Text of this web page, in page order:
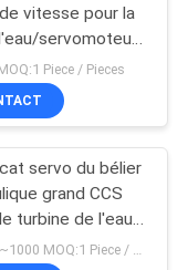
14
vitesse pour la
servomoteur
Piece / Pieces
servo du bélier
grand CCS
turbine de l'eau
de vitesse